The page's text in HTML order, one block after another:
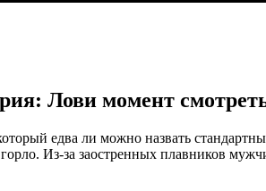
Лови момент
едва ли можно назвать
Из-за заостренных плавников